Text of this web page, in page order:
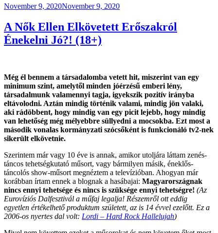
Posted
November 9, 2020November 9, 2020
A Nők Ellen Elkövetett Erőszakról
Énekelni Jó?! (18+)
Még él bennem a társadalomba vetett hit, miszerint van egy
minimum szint, amelytől minden jóérzésű emberi lény,
társadalmunk valamennyi tagja, igyekszik pozitív irányba
eltávolodni. Aztán mindig történik valami, mindig jön valaki,
aki rádöbbent, hogy mindig van egy picit lejebb, hogy mindig
van lehetőség még mélyebbre süllyedni a mocsokba. Ezt most a
második vonalas kormányzati szócsőként is funkcionáló tv2-nek
sikerült elkövetnie.
Szerintem már vagy 10 éve is annak, amikor utoljára láttam zenés-
táncos tehetségkutató műsort, vagy bármilyen másik, éneklős-
táncolós show-műsort megnéztem a televízióban. Ahogyan már
korábban írtam ennek a blognak a hasábajai: Magyarországnak
nincs ennyi tehetsége és nincs is szüksége ennyi tehetségre! (Az
Eurovíziós Dalfesztivál a műfaj legalja! Részemről ott eddig
egyetlen értékelhető produktum született, az is 14 évvel ezelőtt. Ez a
2006-os nyertes dal volt: Lordi – Hard Rock Hallelujah)